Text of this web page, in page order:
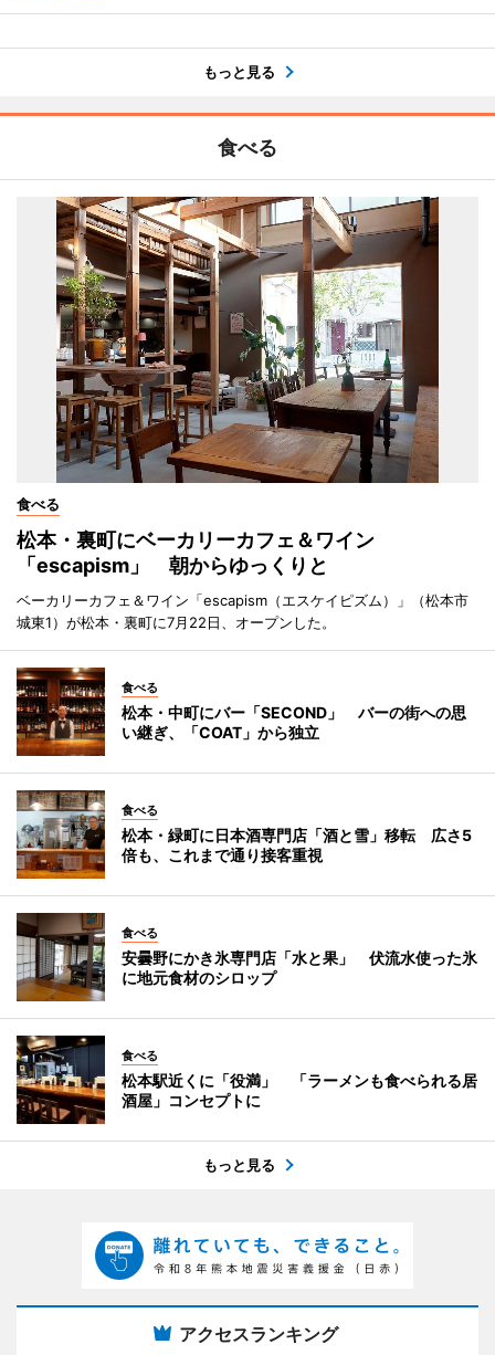
もっと見る
食べる
食べる
松本・裏町にベーカリーカフェ＆ワイン
「escapism」 朝からゆっくりと
ベーカリーカフェ＆ワイン「escapism（エスケイピズム）」（松本市
城東1）が松本・裏町に7月22日、オープンした。
食べる
松本・中町にバー「SECOND」 バーの街への思
い継ぎ、「COAT」から独立
食べる
松本・緑町に日本酒専門店「酒と雪」移転 広さ5
倍も、これまで通り接客重視
食べる
安曇野にかき氷専門店「水と果」 伏流水使った氷
に地元食材のシロップ
食べる
松本駅近くに「役満」 「ラーメンも食べられる居
酒屋」コンセプトに
もっと見る
アクセスランキング